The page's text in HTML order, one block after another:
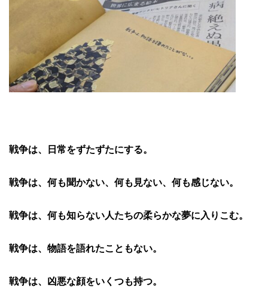
戦争は、日常をずたずたにする。
戦争は、何も聞かない、何も見ない、何も感じない。
戦争は、何も知らない人たちの柔らかな夢に入りこむ。
戦争は、物語を語れたこともない。
戦争は、凶悪な顔をいくつも持つ。